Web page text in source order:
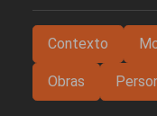
Contexto
Obras